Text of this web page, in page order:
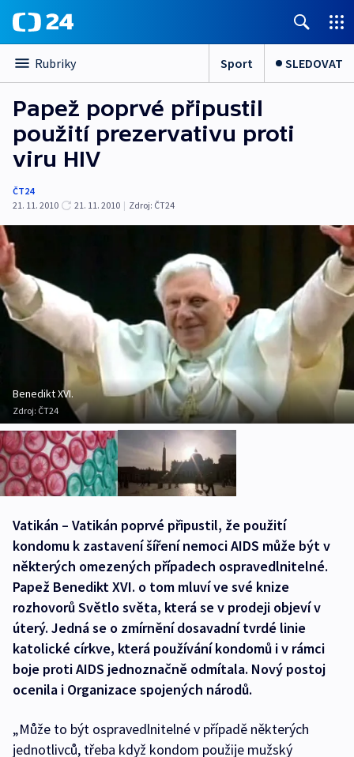
Rubriky Sport SLEDOVAT
Papež poprvé připustil
použití prezervativu proti
viru HIV
ČT24
21. 11. 2010
21. 11. 2010 | Zdroj: ČT24
Benedikt XVI.
Zdroj: ČT24
Vatikán – Vatikán poprvé připustil, že použití
kondomu k zastavení šíření nemoci AIDS může být v
některých omezených případech ospravedlnitelné.
Papež Benedikt XVI. o tom mluví ve své knize
rozhovorů Světlo světa, která se v prodeji objeví v
úterý. Jedná se o zmírnění dosavadní tvrdé linie
katolické církve, která používání kondomů i v rámci
boje proti AIDS jednoznačně odmítala. Nový postoj
ocenila i Organizace spojených národů.
„Může to být ospravedlnitelné v případě některých
jednotlivců, třeba když kondom použije mužský